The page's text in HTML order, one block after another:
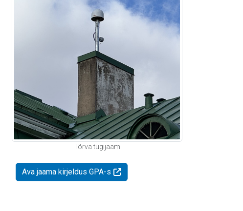
Tõrva tugijaam
Ava jaama kirjeldus GPA-s